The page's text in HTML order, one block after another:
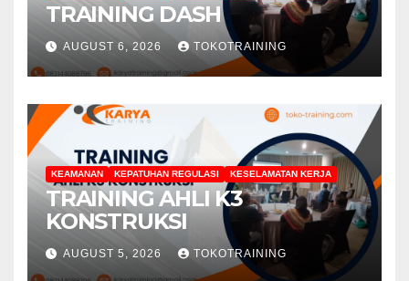
TRAINING DASH
AUGUST 6, 2026 TOKOTRAINING
KEAMANAN KEPATUHAN REGULASI KESELAMATAN KERJA
TRAINING AHLI K3
KONSTRUKSI
AUGUST 5, 2026 TOKOTRAINING